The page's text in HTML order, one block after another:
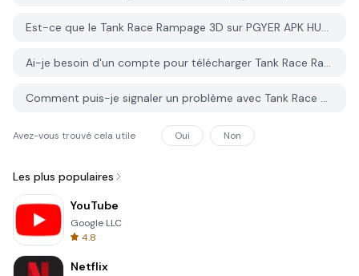
Est-ce que le Tank Race Rampage 3D sur PGYER APK HUB est gratuit?
Ai-je besoin d'un compte pour télécharger Tank Race Rampage 3D depuis PGYER APK HUB?
Comment puis-je signaler un problème avec Tank Race Rampage 3D sur PGYER APK HUB?
Avez-vous trouvé cela utile Oui Non
Les plus populaires
YouTube
Google LLC
4.8
Netflix